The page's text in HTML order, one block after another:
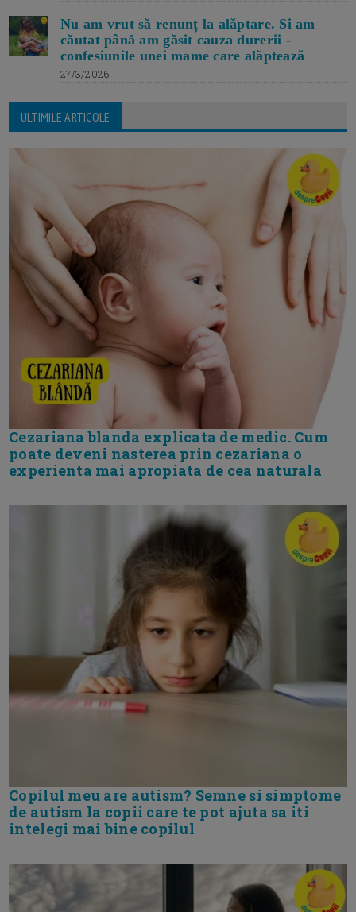
Nu am vrut să renunț la alăptare. Si am
căutat până am găsit cauza durerii -
confesiunile unei mame care alăptează
27/3/2026
ULTIMILE ARTICOLE
Cezariana blanda explicata de medic. Cum
poate deveni nasterea prin cezariana o
experienta mai apropiata de cea naturala
Copilul meu are autism? Semne si simptome
de autism la copii care te pot ajuta sa iti
intelegi mai bine copilul